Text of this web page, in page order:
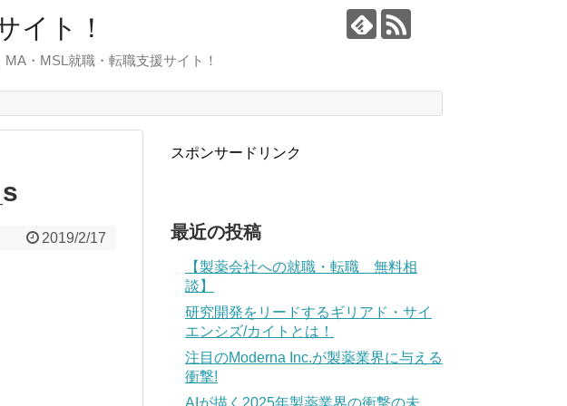
イト！
・MSL就職・転職支援サイト！
2019/2/17
スポンサードリンク
最近の投稿
【製薬会社への就職・転職 無料相
談】
研究開発をリードするギリアド・サイ
エンシズ/カイトとは！
注目のModerna Inc.が製薬業界に与える
衝撃!